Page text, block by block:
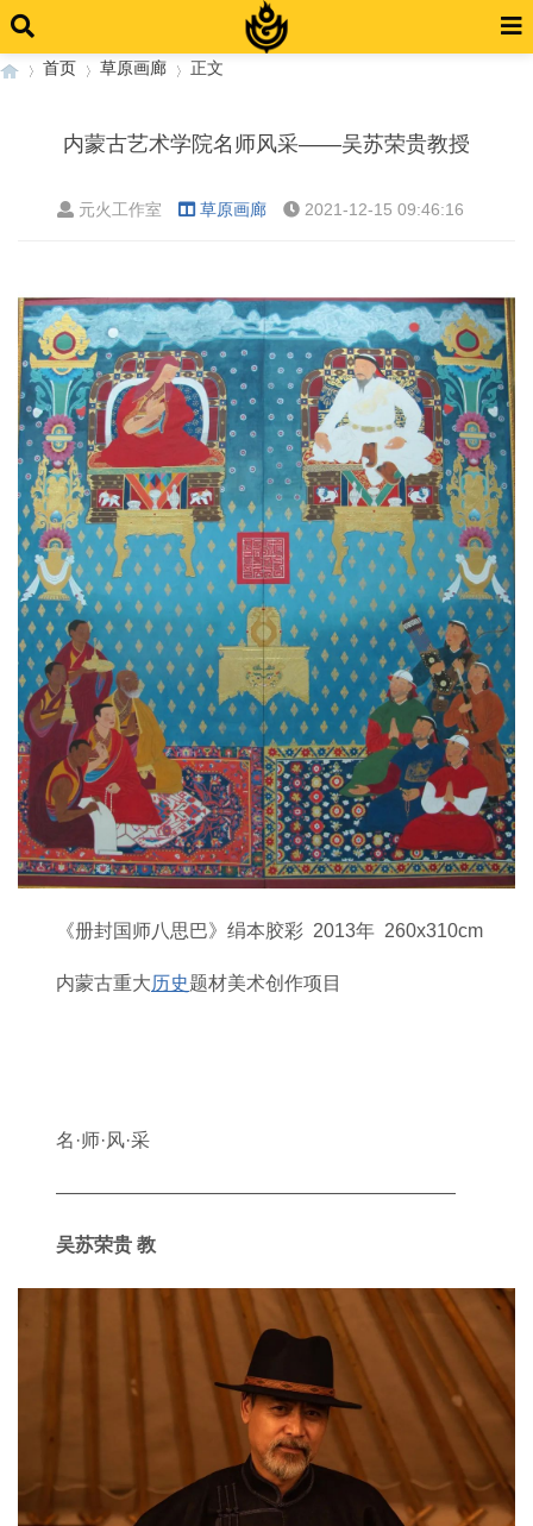
首页 草原画廊 正文
内蒙古艺术学院名师风采——吴苏荣贵教授
元火工作室 草原画廊 2021-12-15 09:46:16
《册封国师八思巴》绢本胶彩 2013年 260x310cm
内蒙古重大历史题材美术创作项目
名·师·风·采
—————————————————————
吴苏荣贵 教